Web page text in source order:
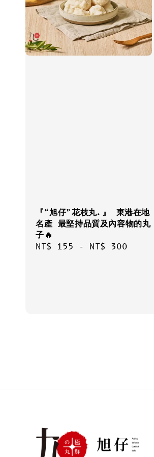
『“旭仔”花枝丸.』 東港在地
名產 最堅持品質及內容物的丸
子🔥
Regular
NT$ 155 - NT$ 300